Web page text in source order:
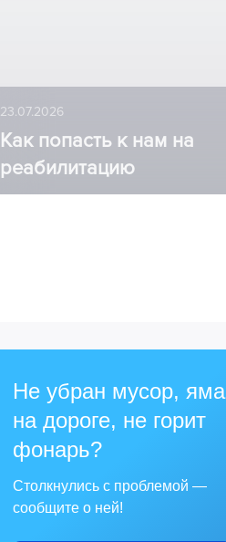
23.07.2026
Как попасть к нам на
реабилитацию
Не убран мусор, яма
на дороге, не горит
фонарь?
Столкнулись с проблемой —
сообщите о ней!